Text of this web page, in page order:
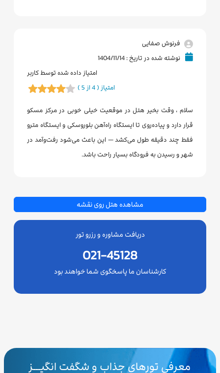
فرنوش صفایی
نوشته شده در تاریخ : 1404/11/14
امتیاز داده شده توسط کاربر
امتیاز ( 4 از 5 )
سلام ، وقت بخیر هتل در موقعیت خیلی خوبی در مرکز مسکو
قرار دارد و پیاده‌روی تا ایستگاه راه‌آهن بلوروسکی و ایستگاه مترو
فقط چند دقیقه طول می‌کشد — این باعث می‌شود رفت‌وآمد در
شهر و رسیدن به فرودگاه بسیار راحت باشد.
مشاهده هتل روی نقشه
دریافت مشاوره و رزرو تور
021-45128
کارشناسان ما پاسخگوی شما خواهند بود
معرفی تورهای جذاب و شگفت انگیـــز